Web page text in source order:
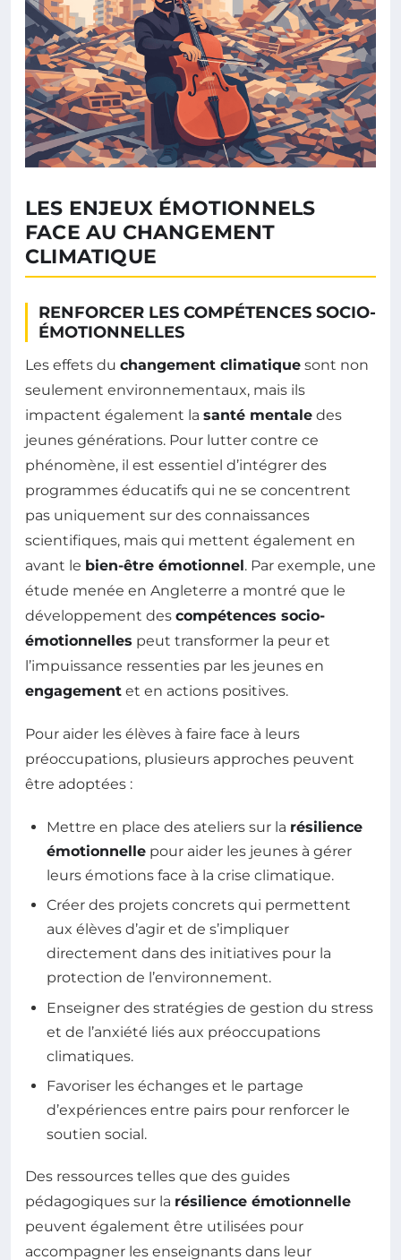
LES ENJEUX ÉMOTIONNELS
FACE AU CHANGEMENT
CLIMATIQUE
RENFORCER LES COMPÉTENCES SOCIO-
ÉMOTIONNELLES
Les effets du changement climatique sont non
seulement environnementaux, mais ils
impactent également la santé mentale des
jeunes générations. Pour lutter contre ce
phénomène, il est essentiel d’intégrer des
programmes éducatifs qui ne se concentrent
pas uniquement sur des connaissances
scientifiques, mais qui mettent également en
avant le bien-être émotionnel. Par exemple, une
étude menée en Angleterre a montré que le
développement des compétences socio-
émotionnelles peut transformer la peur et
l’impuissance ressenties par les jeunes en
engagement et en actions positives.
Pour aider les élèves à faire face à leurs
préoccupations, plusieurs approches peuvent
être adoptées :
Mettre en place des ateliers sur la résilience
émotionnelle pour aider les jeunes à gérer
leurs émotions face à la crise climatique.
Créer des projets concrets qui permettent
aux élèves d’agir et de s’impliquer
directement dans des initiatives pour la
protection de l’environnement.
Enseigner des stratégies de gestion du stress
et de l’anxiété liés aux préoccupations
climatiques.
Favoriser les échanges et le partage
d’expériences entre pairs pour renforcer le
soutien social.
Des ressources telles que des guides
pédagogiques sur la résilience émotionnelle
peuvent également être utilisées pour
accompagner les enseignants dans leur